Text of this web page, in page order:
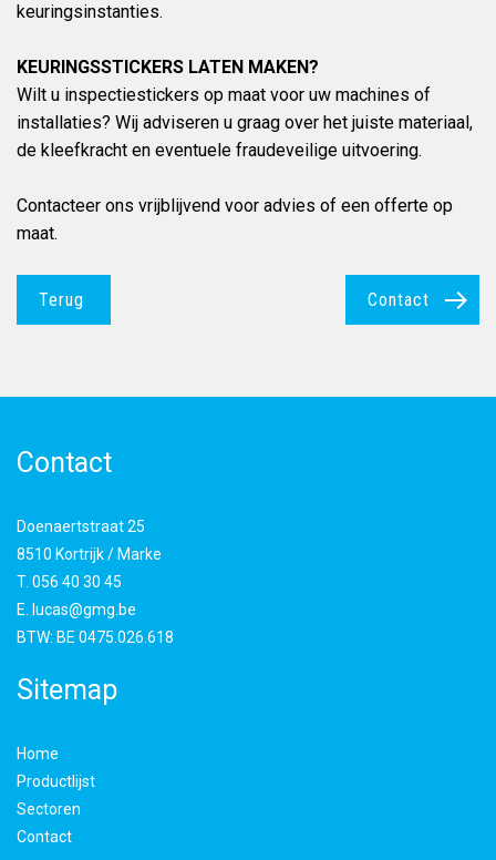
keuringsinstanties.
KEURINGSSTICKERS LATEN MAKEN?
Wilt u inspectiestickers op maat voor uw machines of
installaties? Wij adviseren u graag over het juiste materiaal,
de kleefkracht en eventuele fraudeveilige uitvoering.
Contacteer ons vrijblijvend voor advies of een offerte op
maat.
Contact
Terug
Contact
Doenaertstraat 25
8510 Kortrijk / Marke
T. 056 40 30 45
E.
lucas@gmg.be
BTW: BE 0475.026.618
Sitemap
Home
Productlijst
Sectoren
Contact